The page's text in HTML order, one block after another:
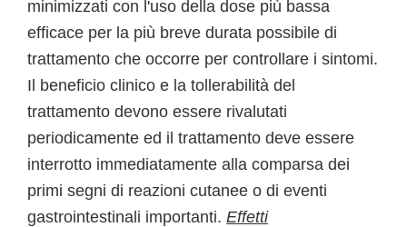
minimizzati con l'uso della dose più bassa
efficace per la più breve durata possibile di
trattamento che occorre per controllare i sintomi.
Il beneficio clinico e la tollerabilità del
trattamento devono essere rivalutati
periodicamente ed il trattamento deve essere
interrotto immediatamente alla comparsa dei
primi segni di reazioni cutanee o di eventi
gastrointestinali importanti. Effetti